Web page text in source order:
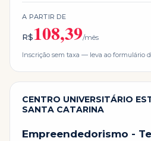
A PARTIR DE
R$108,39/mês
Inscrição sem taxa — leva ao formulário
CENTRO UNIVERSITÁRIO
SANTA CATARINA
Empreendedorismo -